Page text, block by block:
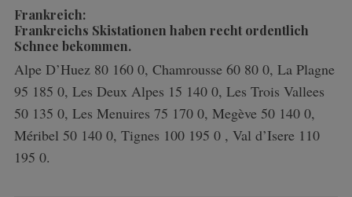
Frankreich:
Frankreichs Skistationen haben recht ordentlich
Schnee bekommen.
Alpe D’Huez 80 160 0, Chamrousse 60 80 0, La Plagne
95 185 0, Les Deux Alpes 15 140 0, Les Trois Vallees
50 135 0, Les Menuires 75 170 0, Megève 50 140 0,
Méribel 50 140 0, Tignes 100 195 0 , Val d’Isere 110
195 0.
o
r
: